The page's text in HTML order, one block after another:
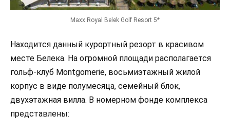
Maxx Royal Belek Golf Resort 5*
Находится данный курортный резорт в красивом
месте Белека. На огромной площади располагается
гольф-клуб Montgomerie, восьмиэтажный жилой
корпус в виде полумесяца, семейный блок,
двухэтажная вилла. В номерном фонде комплекса
представлены: